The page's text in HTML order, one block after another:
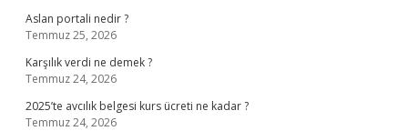
Aslan portali nedir ?
Temmuz 25, 2026
Karşılık verdi ne demek ?
Temmuz 24, 2026
2025’te avcılık belgesi kurs ücreti ne kadar ?
Temmuz 24, 2026